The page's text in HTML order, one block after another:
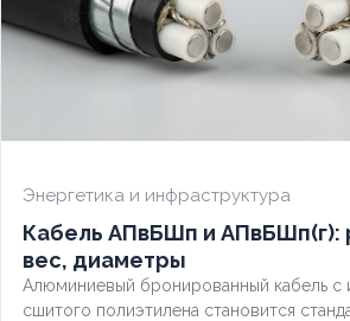
Энергетика и инфраструктура
Кабель АПвБШп и АПвБШп(г):
вес, диаметры
Алюминиевый бронированный кабель с
сшитого полиэтилена становится